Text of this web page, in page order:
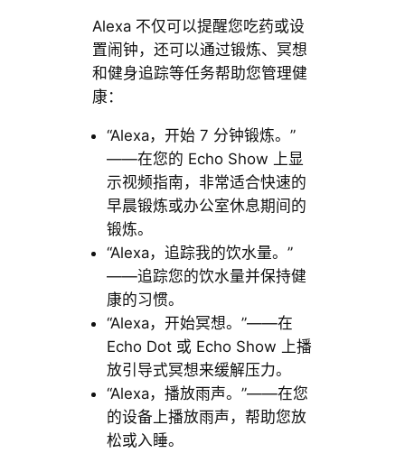
Alexa 不仅可以提醒您吃药或设
置闹钟，还可以通过锻炼、冥想
和健身追踪等任务帮助您管理健
康：
“Alexa，开始 7 分钟锻炼。”
——在您的 Echo Show 上显
示视频指南，非常适合快速的
早晨锻炼或办公室休息期间的
锻炼。
“Alexa，追踪我的饮水量。”
——追踪您的饮水量并保持健
康的习惯。
“Alexa，开始冥想。”——在
Echo Dot 或 Echo Show 上播
放引导式冥想来缓解压力。
“Alexa，播放雨声。”——在您
的设备上播放雨声，帮助您放
松或入睡。